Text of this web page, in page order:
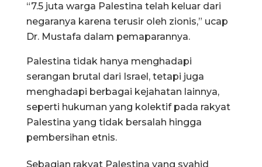
“7.5 juta warga Palestina telah keluar dari
negaranya karena terusir oleh zionis,” ucap
Dr. Mustafa dalam pemaparannya.
Palestina tidak hanya menghadapi
serangan brutal dari Israel, tetapi juga
menghadapi berbagai kejahatan lainnya,
seperti hukuman yang kolektif pada rakyat
Palestina yang tidak bersalah hingga
pembersihan etnis.
Sebagian rakyat Palestina yang syahid